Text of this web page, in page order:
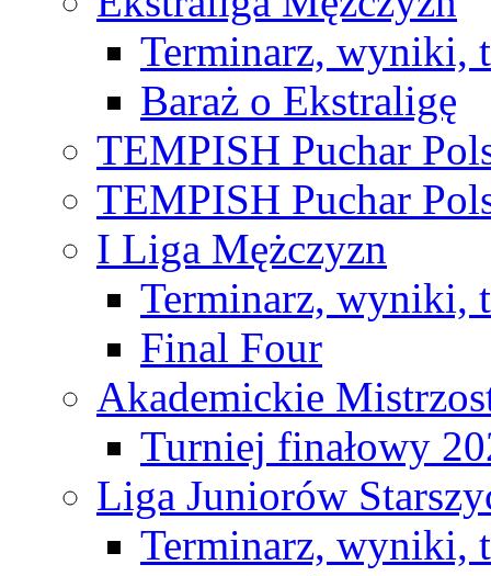
Terminarz, wyniki,
Baraż o Ekstraligę
TEMPISH Puchar
TEMPISH Puchar
I Liga Mężczyzn
Terminarz, wyniki,
Final Four
Akademickie
Turniej finałowy
Liga Juniorów
Terminarz, wyniki,